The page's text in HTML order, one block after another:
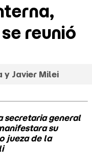
reunió
y Javier Milei
secretaria general
su
jueza de la